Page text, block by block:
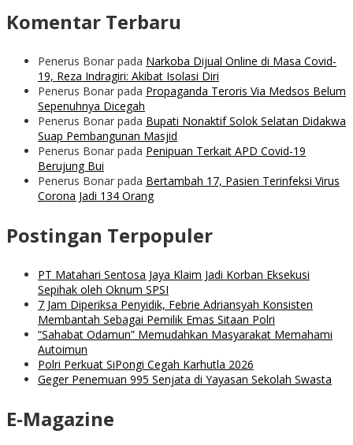
Komentar Terbaru
Penerus Bonar pada Narkoba Dijual Online di Masa Covid-
19, Reza Indragiri: Akibat Isolasi Diri
Penerus Bonar pada Propaganda Teroris Via Medsos Belum
Sepenuhnya Dicegah
Penerus Bonar pada Bupati Nonaktif Solok Selatan Didakwa
Suap Pembangunan Masjid
Penerus Bonar pada Penipuan Terkait APD Covid-19
Berujung Bui
Penerus Bonar pada Bertambah 17, Pasien Terinfeksi Virus
Corona Jadi 134 Orang
Postingan Terpopuler
PT Matahari Sentosa Jaya Klaim Jadi Korban Eksekusi
Sepihak oleh Oknum SPSI
7 Jam Diperiksa Penyidik, Febrie Adriansyah Konsisten
Membantah Sebagai Pemilik Emas Sitaan Polri
“Sahabat Odamun” Memudahkan Masyarakat Memahami
Autoimun
Polri Perkuat SiPongi Cegah Karhutla 2026
Geger Penemuan 995 Senjata di Yayasan Sekolah Swasta
E-Magazine